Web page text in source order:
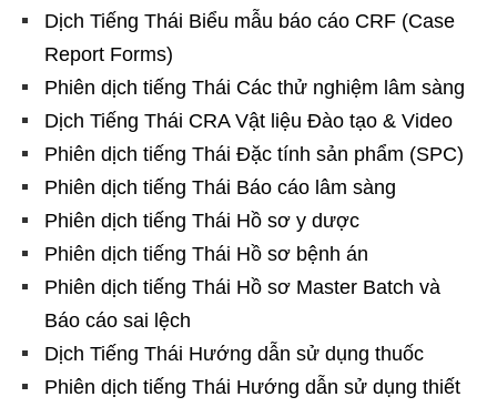
Dịch Tiếng Thái Biểu mẫu báo cáo CRF (Case
Report Forms)
Phiên dịch tiếng Thái Các thử nghiệm lâm sàng
Dịch Tiếng Thái CRA Vật liệu Đào tạo & Video
Phiên dịch tiếng Thái Đặc tính sản phẩm (SPC)
Phiên dịch tiếng Thái Báo cáo lâm sàng
Phiên dịch tiếng Thái Hồ sơ y dược
Phiên dịch tiếng Thái Hồ sơ bệnh án
Phiên dịch tiếng Thái Hồ sơ Master Batch và
Báo cáo sai lệch
Dịch Tiếng Thái Hướng dẫn sử dụng thuốc
Phiên dịch tiếng Thái Hướng dẫn sử dụng thiết